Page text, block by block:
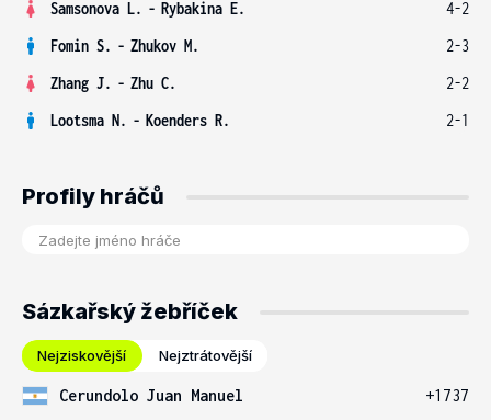
Samsonova L. - Rybakina E.
4-2
Fomin S. - Zhukov M.
2-3
Zhang J. - Zhu C.
2-2
Lootsma N. - Koenders R. 2-1
Profily hráčů
Sázkařský žebříček
Nejziskovější Nejztrátovější
Cerundolo Juan Manuel
+1737